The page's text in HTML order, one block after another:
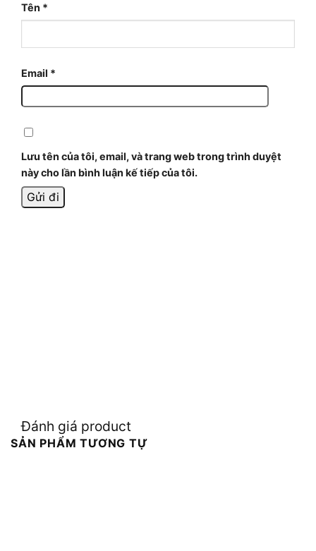
Tên *
Email *
Lưu tên của tôi, email, và trang web trong trình duyệt
này cho lần bình luận kế tiếp của tôi.
Đánh giá product
SẢN PHẨM TƯƠNG TỰ